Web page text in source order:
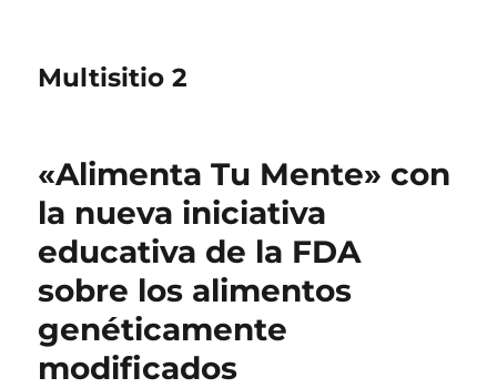
Multisitio 2
«Alimenta Tu Mente» con
la nueva iniciativa
educativa de la FDA
sobre los alimentos
genéticamente
modificados